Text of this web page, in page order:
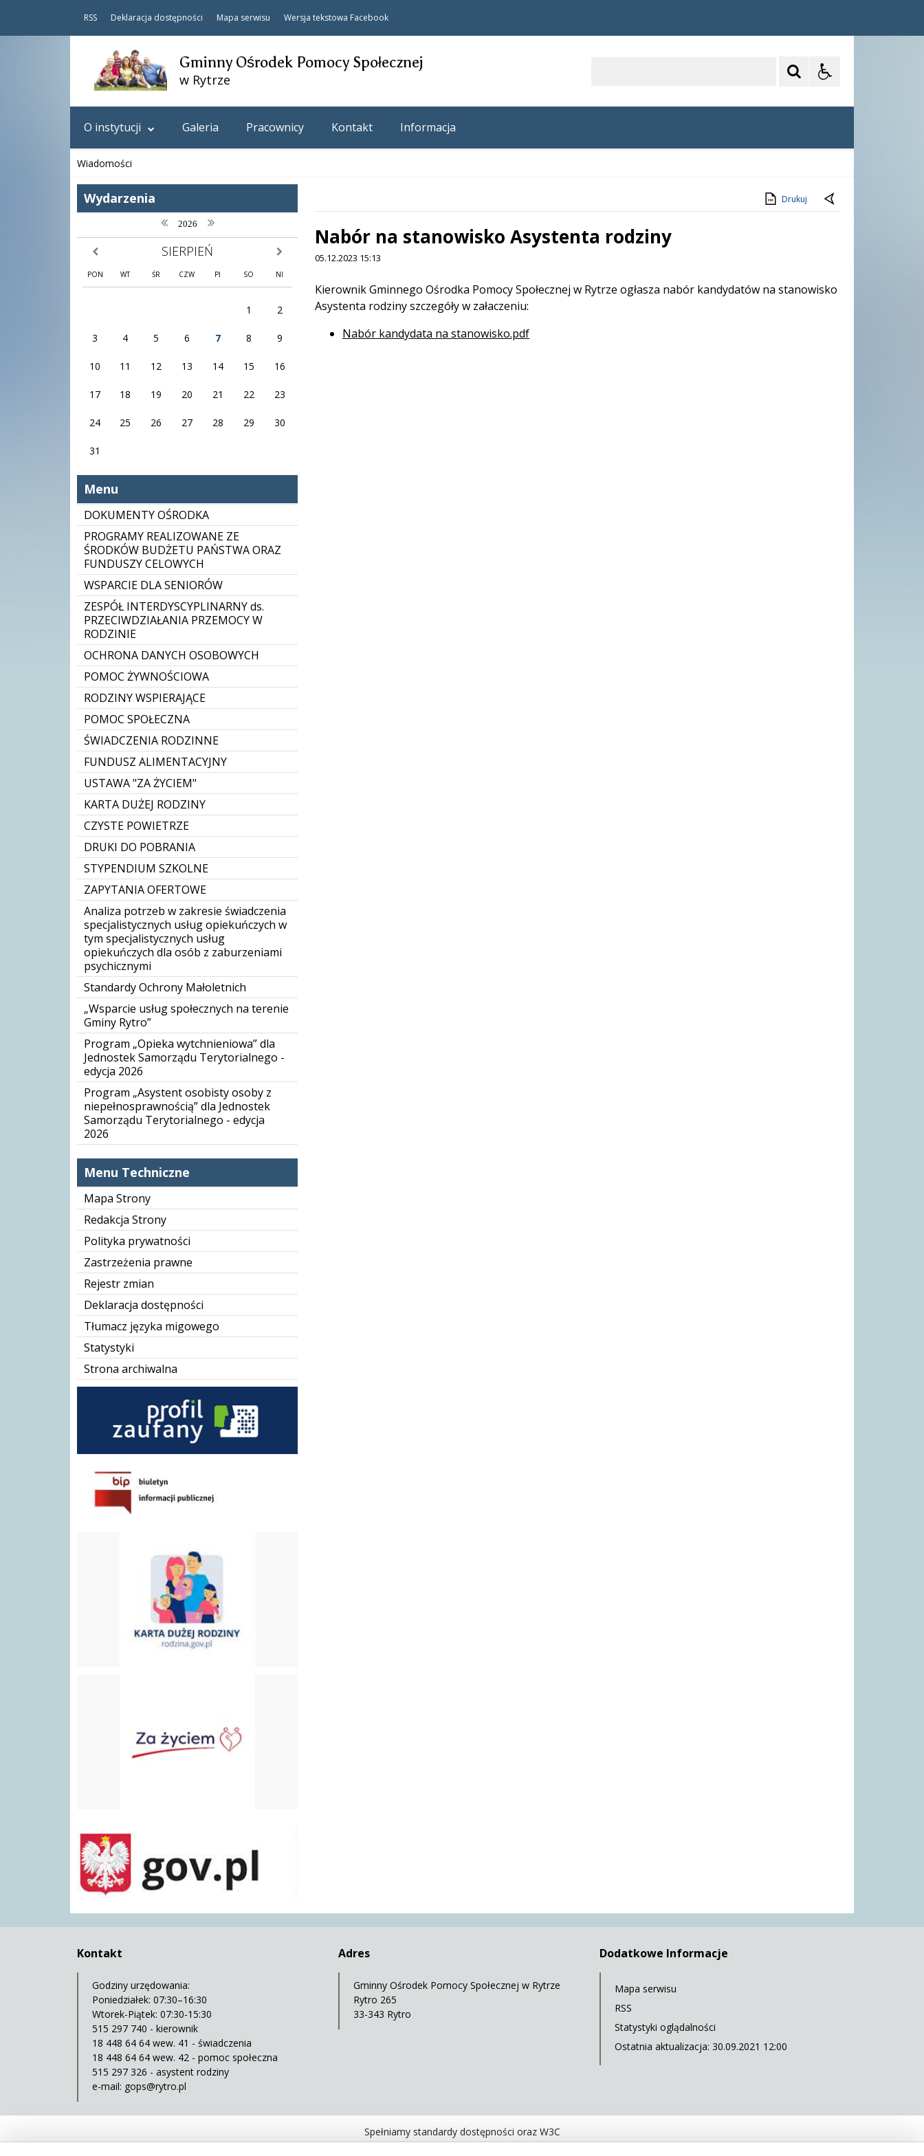
RSS Deklaracja dostępności Mapa serwisu Wersja tekstowa Facebook
Gminny Ośrodek Pomocy Społecznej
w Rytrze
O instytucji Galeria Pracownicy Kontakt Informacja
Wiadomości
Wydarzenia
poprzedni rok
2026 następny rok
poprzedni miesiąc SIERPIEŃ następny miesiąc
PON WT ŚR CZW PI SO NI
1 2
3 4 5 6 7 8 9
10 11 12 13 14 15 16
17 18 19 20 21 22 23
24 25 26 27 28 29 30
31
Menu
DOKUMENTY OŚRODKA
PROGRAMY REALIZOWANE ZE
ŚRODKÓW BUDŻETU PAŃSTWA ORAZ
FUNDUSZY CELOWYCH
WSPARCIE DLA SENIORÓW
ZESPÓŁ INTERDYSCYPLINARNY ds.
PRZECIWDZIAŁANIA PRZEMOCY W
RODZINIE
OCHRONA DANYCH OSOBOWYCH
POMOC ŻYWNOŚCIOWA
RODZINY WSPIERAJĄCE
POMOC SPOŁECZNA
ŚWIADCZENIA RODZINNE
FUNDUSZ ALIMENTACYJNY
USTAWA "ZA ŻYCIEM"
KARTA DUŻEJ RODZINY
CZYSTE POWIETRZE
DRUKI DO POBRANIA
STYPENDIUM SZKOLNE
ZAPYTANIA OFERTOWE
Analiza potrzeb w zakresie świadczenia
specjalistycznych usług opiekuńczych w
tym specjalistycznych usług
opiekuńczych dla osób z zaburzeniami
psychicznymi
Standardy Ochrony Małoletnich
„Wsparcie usług społecznych na terenie
Gminy Rytro”
Program „Opieka wytchnieniowa” dla
Jednostek Samorządu Terytorialnego -
edycja 2026
Program „Asystent osobisty osoby z
niepełnosprawnością” dla Jednostek
Samorządu Terytorialnego - edycja
2026
Menu Techniczne
Mapa Strony
Redakcja Strony
Polityka prywatności
Zastrzeżenia prawne
Rejestr zmian
Deklaracja dostępności
Tłumacz języka migowego
Statystyki
Strona archiwalna
Drukuj
Nabór na stanowisko Asystenta rodziny
05.12.2023 15:13
Treść
Kierownik Gminnego Ośrodka Pomocy Społecznej w Rytrze ogłasza nabór kandydatów na stanowisko
Asystenta rodziny szczegóły w załaczeniu:
Nabór kandydata na stanowisko.pdf
Kontakt
Godziny urzędowania:
Poniedziałek: 07:30–16:30
Wtorek-Piątek: 07:30-15:30
515 297 740 - kierownik
18 448 64 64 wew. 41 - świadczenia
18 448 64 64 wew. 42 - pomoc społeczna
515 297 326 - asystent rodziny
e-mail: gops@rytro.pl
Adres
Gminny Ośrodek Pomocy Społecznej w Rytrze
Rytro 265
33-343 Rytro
Dodatkowe Informacje
Mapa serwisu
RSS
Statystyki oglądalności
Ostatnia aktualizacja: 30.09.2021 12:00
Spełniamy standardy dostępności oraz W3C